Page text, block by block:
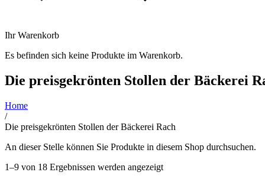
Ihr Warenkorb
Es befinden sich keine Produkte im Warenkorb.
Die preisgekrönten Stollen der Bäckerei
Home
/
Die preisgekrönten Stollen der Bäckerei Rach
An dieser Stelle können Sie Produkte in diesem Shop durchsuchen.
1–9 von 18 Ergebnissen werden angezeigt